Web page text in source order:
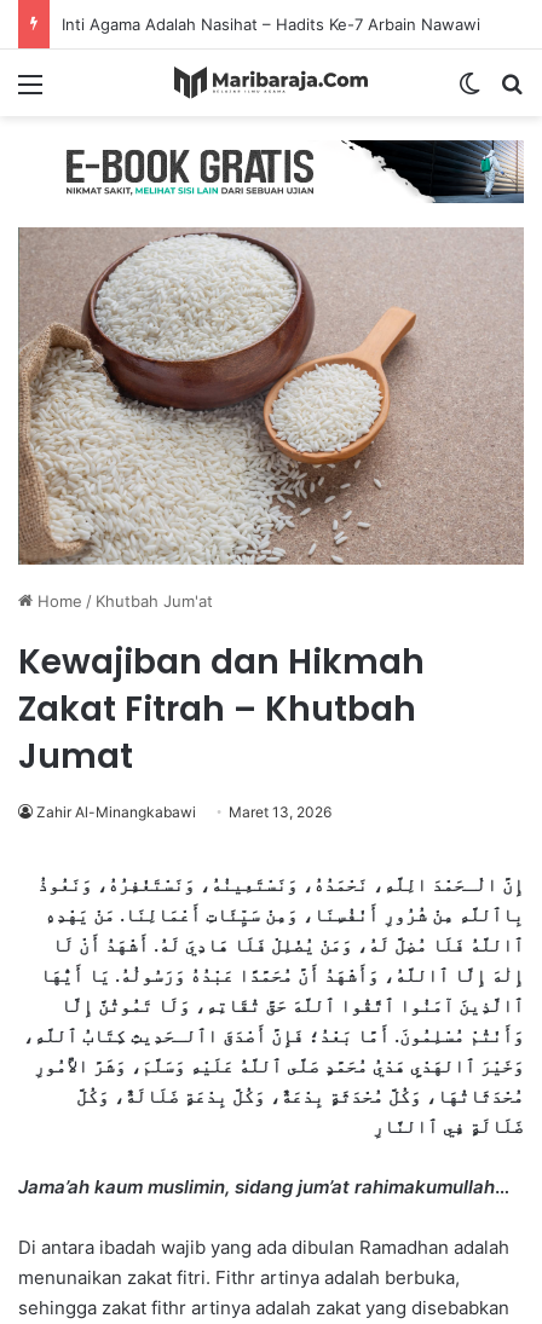
Inti Agama Adalah Nasihat – Hadits Ke-7 Arbain Nawawi
Home / Khutbah Jum'at
Kewajiban dan Hikmah
Zakat Fitrah – Khutbah
Jumat
Zahir Al-Minangkabawi Maret 13, 2026
إِنَّ الْـحَمْدَ الِلَّهِ، نَحْمَدُهُ، وَنَسْتَعِينُهُ، وَنَسْتَغْفِرُهُ، وَنَعُوذُ
بِاٱللَّهِ مِنْ شُرُورِ أَنْفُسِنَا، وَمِنْ سَيِّئَاتِ أَعْمَالِنَا. مَنْ يَهْدِهِ
ٱاللَّهُ فَلَا مُضِلَّ لَهُ، وَمَنْ يُضْلِلْ فَلَا هَادِيَ لَهُ. أَشْهَدُ أَنْ لَا
إِلٰهَ إِلَّا ٱاللَّهُ، وَأَشْهَدُ أَنَّ مُحَمَّدًا عَبْدُهُ وَرَسُولُهُ. يَا أَيُّهَا
ٱالَّذِينَ آمَنُوا ٱتَّقُوا ٱللَّهَ حَقَّ تُقَاتِهِ، وَلَا تَمُوتُنَّ إِلَّا
وَأَنْتُمْ مُسْلِمُونَ. أَمَّا بَعْدُ؛ فَإِنَّ أَصْدَقَ اٱلـحَدِيثِ كِتَابُ ٱللَّهِ،
وَخَيْرَ ٱالهَدْيِ هَدْيُ مُحَمَّدٍ صَلَّى ٱللَّهُ عَلَيْهِ وَسَلَّمَ، وَشَرَّ الأُمُورِ
مُحْدَثَاتُهَا، وَكُلَّ مُحْدَثَةٍ بِدْعَةٌ، وَكُلَّ بِدْعَةٍ ضَلَالَةٌ، وَكُلَّ
ضَلَالَةٍ فِي ٱالنَّارِ
Jama’ah kaum muslimin, sidang jum’at rahimakumullah…
Di antara ibadah wajib yang ada dibulan Ramadhan adalah
menunaikan zakat fitri. Fithr artinya adalah berbuka,
sehingga zakat fithr artinya adalah zakat yang disebabkan